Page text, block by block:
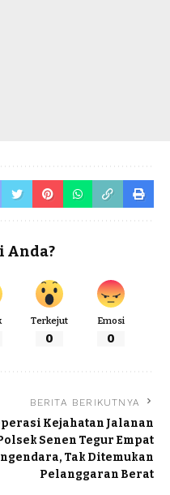
Anda?
Terkejut
0
Emosi
0
BERITA BERIKUTNYA
Kejahatan Jalanan
Senen Tegur Empat
Tak Ditemukan
Pelanggaran Berat